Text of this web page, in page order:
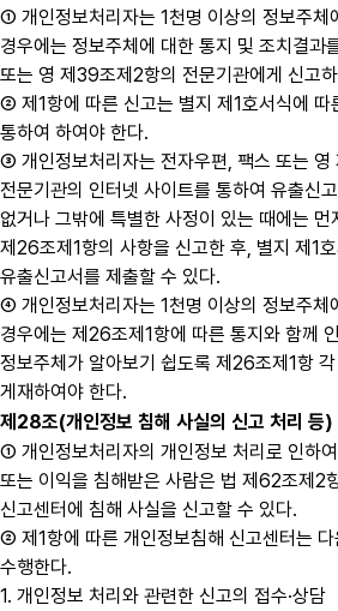
① 개인정보처리자는 1천명 이상의 정보주체
경우에는 정보주체에 대한 통지 및 조치결과
또는 영 제39조제2항의 전문기관에게 신고
② 제1항에 따른 신고는 별지 제1호서식에 따
통하여 하여야 한다.
③ 개인정보처리자는 전자우편, 팩스 또는
전문기관의 인터넷 사이트를 통하여 유출신
없거나 그밖에 특별한 사정이 있는 때에는 먼
제26조제1항의 사항을 신고한 후, 별지 제1
유출신고서를 제출할 수 있다.
④ 개인정보처리자는 1천명 이상의 정보주체
경우에는 제26조제1항에 따른 통지와 함께
정보주체가 알아보기 쉽도록 제26조제1항
게재하여야 한다.
제28조(개인정보 침해 사실의 신고 처리 등)
① 개인정보처리자의 개인정보 처리로 인하
또는 이익을 침해받은 사람은 법 제62조제2
신고센터에 침해 사실을 신고할 수 있다.
② 제1항에 따른 개인정보침해 신고센터는
수행한다.
1. 개인정보 처리와 관련한 신고의 접수·상담